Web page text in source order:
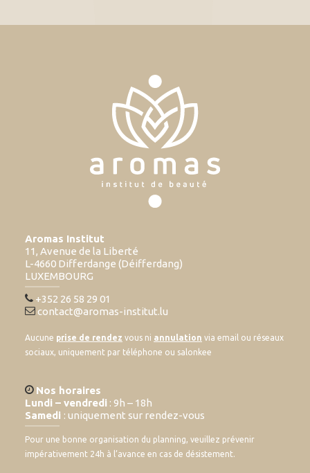
Aromas Institut
11, Avenue de la Liberté
L-4660 Differdange (Déifferdang)
LUXEMBOURG
+352 26 58 29 01
contact@aromas-institut.lu
Aucune prise de rendez vous ni annulation via email ou réseaux
sociaux, uniquement par téléphone ou salonkee
Nos horaires
Lundi – vendredi : 9h – 18h
Samedi : uniquement sur rendez-vous
Pour une bonne organisation du planning, veuillez prévenir
impérativement 24h à l’avance en cas de désistement.